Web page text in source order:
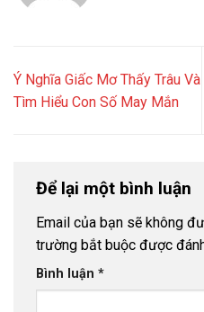
Ý Nghĩa Giấc Mơ Thấy Trâu Và
Tìm Hiểu Con Số May Mắn
Để lại một bình luận
Email của bạn sẽ không
trường bắt buộc được
Bình luận *